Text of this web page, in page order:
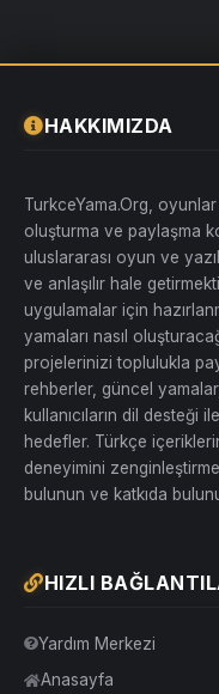
HAKKIMIZDA
TurkceYama.Org,
oluşturma ve paylaşma
uluslararası oyun ve
ve anlaşılır hale
uygulamalar için
yamaları nasıl
projelerinizi toplulukla
rehberler, güncel
kullanıcıların dil desteği
hedefler. Türkçe
deneyimini
bulunun ve katkıda
HIZLI
Yardım Merkezi
Anasayfa